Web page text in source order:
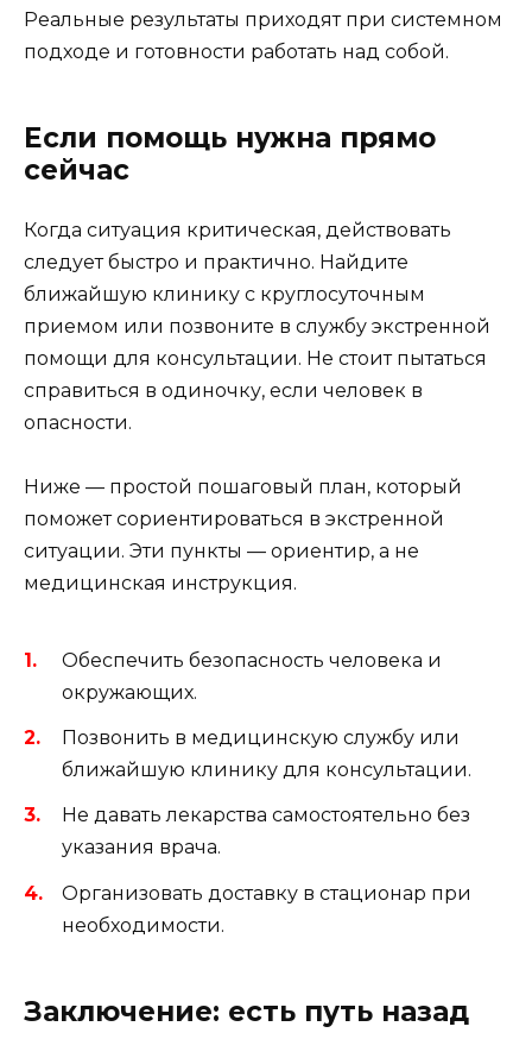
Реальные результаты приходят при системном
подходе и готовности работать над собой.
Если помощь нужна прямо
сейчас
Когда ситуация критическая, действовать
следует быстро и практично. Найдите
ближайшую клинику с круглосуточным
приемом или позвоните в службу экстренной
помощи для консультации. Не стоит пытаться
справиться в одиночку, если человек в
опасности.
Ниже — простой пошаговый план, который
поможет сориентироваться в экстренной
ситуации. Эти пункты — ориентир, а не
медицинская инструкция.
Обеспечить безопасность человека и
окружающих.
Позвонить в медицинскую службу или
ближайшую клинику для консультации.
Не давать лекарства самостоятельно без
указания врача.
Организовать доставку в стационар при
необходимости.
Заключение: есть путь назад